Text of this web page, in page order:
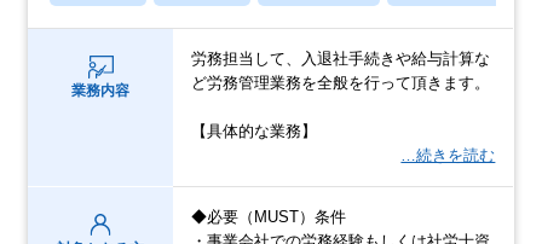
業務内容
労務担当して、入退社手続きや給与計算な
ど労務管理業務を全般を行って頂きます。
【具体的な業務】
…続きを読む
◆必要（MUST）条件